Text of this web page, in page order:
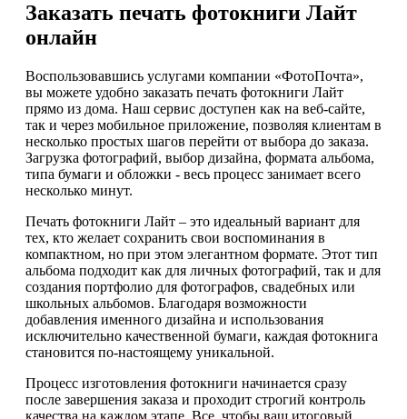
Заказать печать фотокниги Лайт
онлайн
Воспользовавшись услугами компании «ФотоПочта»,
вы можете удобно заказать печать фотокниги Лайт
прямо из дома. Наш сервис доступен как на веб-сайте,
так и через мобильное приложение, позволяя клиентам в
несколько простых шагов перейти от выбора до заказа.
Загрузка фотографий, выбор дизайна, формата альбома,
типа бумаги и обложки - весь процесс занимает всего
несколько минут.
Печать фотокниги Лайт – это идеальный вариант для
тех, кто желает сохранить свои воспоминания в
компактном, но при этом элегантном формате. Этот тип
альбома подходит как для личных фотографий, так и для
создания портфолио для фотографов, свадебных или
школьных альбомов. Благодаря возможности
добавления именного дизайна и использования
исключительно качественной бумаги, каждая фотокнига
становится по-настоящему уникальной.
Процесс изготовления фотокниги начинается сразу
после завершения заказа и проходит строгий контроль